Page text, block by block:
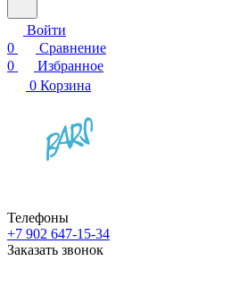
Войти
0
Сравнение
0
Избранное
0 Корзина
Телефоны
+7 902 647-15-34
Заказать звонок